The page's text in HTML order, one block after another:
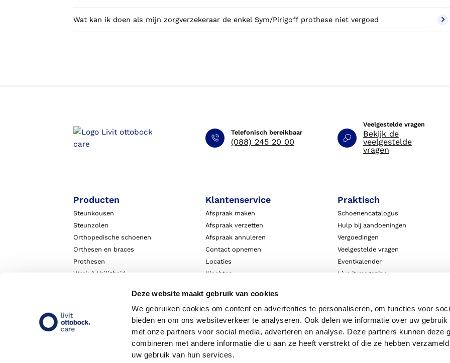
Deze website maakt gebruik van cookies
We gebruiken cookies om content en advertenties te personaliseren, om functies voor
bieden en om ons websiteverkeer te analyseren. Ook delen we informatie over uw
met onze partners voor social media, adverteren en analyse. Deze partners kunnen deze
combineren met andere informatie die u aan ze heeft verstrekt of die ze hebben
uw gebruik van hun services.
Wat kan ik doen als mijn zorgverzekeraar de enkel Sym/Pirigoff prothese niet vergoed
Telefonisch bereikbaar
(088) 245 20 00
Veelgestelde vragen
Bekijk de
veelgestelde
vragen
Producten
Steunkousen
Steunzolen
Orthopedische schoenen
Orthesen en braces
Prothesen
Werk & Veiligheid
Klantenservice
Afspraak maken
Afspraak verzetten
Afspraak annuleren
Contact opnemen
Locaties
Klachten
Praktisch
Schoenencatalogus
Hulp bij aandoeningen
Vergoedingen
Veelgestelde vragen
Eventkalender
Live it magazine
Algemene voorwaarden
Privacy